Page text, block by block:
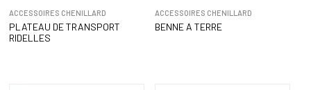
ACCESSOIRES CHENILLARD
PLATEAU DE TRANSPORT
RIDELLES
ACCESSOIRES CHENILLARD
BENNE A TERRE